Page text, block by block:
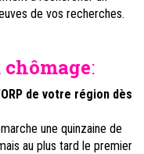
de vos recherches.
:
de votre région dès
une quinzaine de
au plus tard le premier